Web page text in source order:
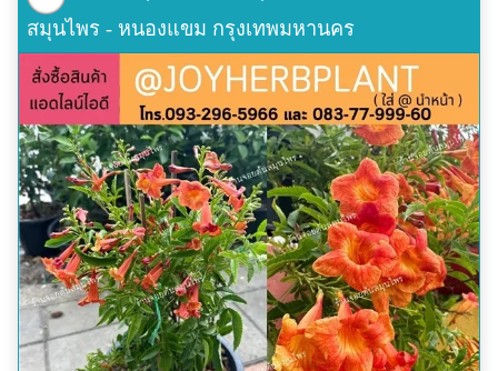
สมุนไพร - หนองแขม กรุงเทพมหานคร